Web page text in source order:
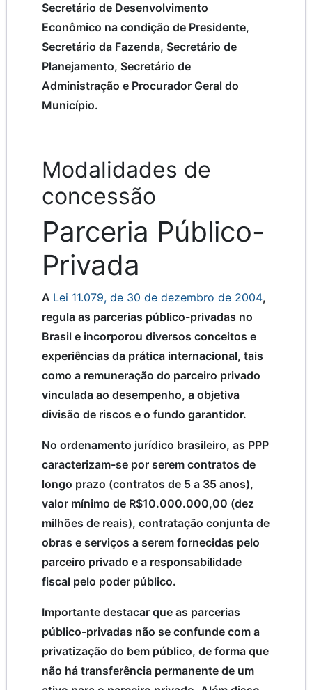
Secretário de Desenvolvimento
Econômico na condição de Presidente,
Secretário da Fazenda, Secretário de
Planejamento, Secretário de
Administração e Procurador Geral do
Município.
Modalidades de
concessão
Parceria Público-
Privada
A Lei 11.079, de 30 de dezembro de 2004,
regula as parcerias público-privadas no
Brasil e incorporou diversos conceitos e
experiências da prática internacional, tais
como a remuneração do parceiro privado
vinculada ao desempenho, a objetiva
divisão de riscos e o fundo garantidor.
No ordenamento jurídico brasileiro, as PPP
caracterizam-se por serem contratos de
longo prazo (contratos de 5 a 35 anos),
valor mínimo de R$10.000.000,00 (dez
milhões de reais), contratação conjunta de
obras e serviços a serem fornecidas pelo
parceiro privado e a responsabilidade
fiscal pelo poder público.
Importante destacar que as parcerias
público-privadas não se confunde com a
privatização do bem público, de forma que
não há transferência permanente de um